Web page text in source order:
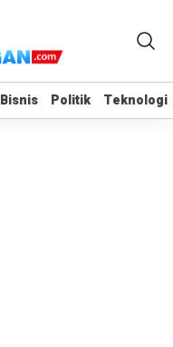
Bisnis Politik Teknologi
Bisnis Politik Teknologi